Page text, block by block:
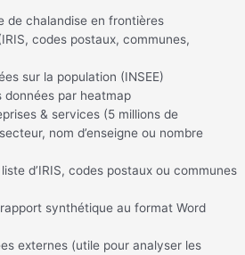
de chalandise en frontières
codes postaux, communes,
sur la population (INSEE)
données par heatmap
& services (5 millions de
nom d’enseigne ou nombre
d’IRIS, codes postaux ou communes
rapport synthétique au format Word
externes (utile pour analyser les